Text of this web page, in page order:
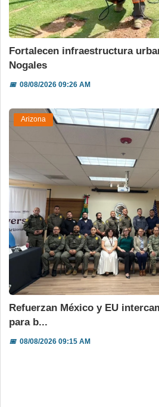
Fortalecen infraestructura
Nogales
📅08/08/2026 09:26 AM
Arizona
Refuerzan México y EU
para b...
📅08/08/2026 09:15 AM